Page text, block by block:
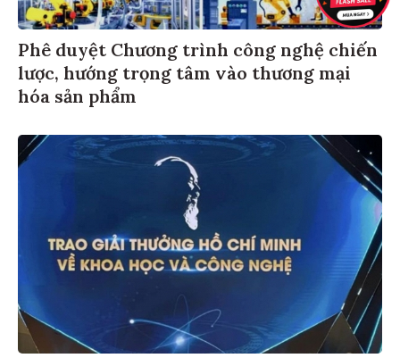
Phê duyệt Chương trình công nghệ chiến
lược, hướng trọng tâm vào thương mại
hóa sản phẩm